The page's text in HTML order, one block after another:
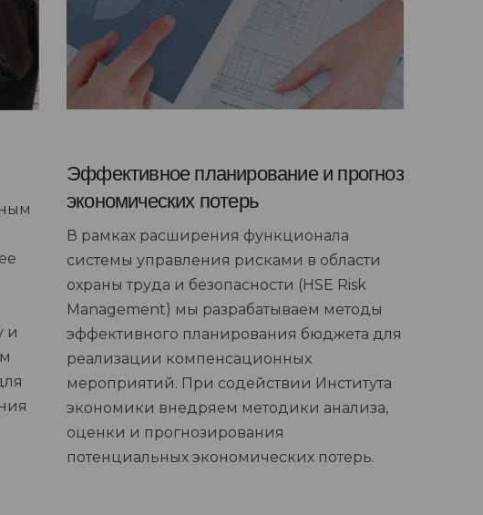
и
Эффективное планирование и прогноз
экономических потерь
В рамках расширения функционала
системы управления рисками в области
охраны труда и безопасности (HSE Risk
Management) мы разрабатываем методы
эффективного планирования бюджета для
реализации компенсационных
мероприятий. При содействии Института
экономики внедряем методики анализа,
оценки и прогнозирования
потенциальных экономических потерь.